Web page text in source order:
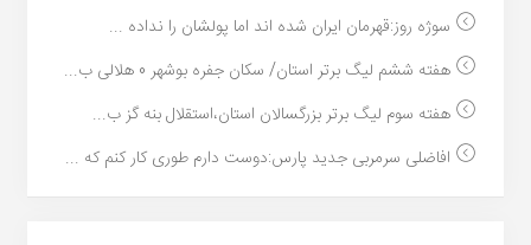
سوژه روز:قهرمان ایران شده اند اما پولشان را نداده ...
هفته ششم لیگ برتر استان/ سکان جفره بوشهر 0 هلالی ب...
هفته سوم لیگ برتر بزرگسالان استان،استقلال بنه گز ب...
افاضلی سرمربی جدید پارس:دوست دارم طوری کار کنم که ...